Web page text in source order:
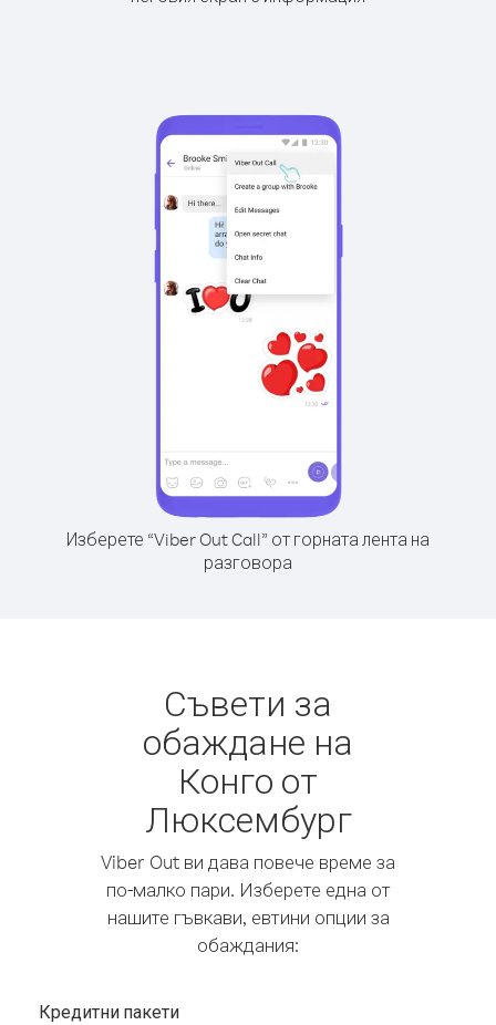
Изберете “Viber Out Call” от горната лента на
разговора
Съвети за
обаждане на
Конго от
Люксембург
Viber Out ви дава повече време за
по-малко пари. Изберете една от
нашите гъвкави, евтини опции за
обаждания:
Кредитни пакети